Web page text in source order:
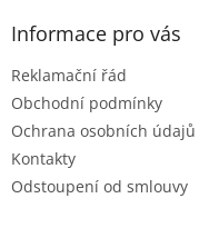
Informace pro vás
Reklamační řád
Obchodní podmínky
Ochrana osobních údajů
Kontakty
Odstoupení od smlouvy